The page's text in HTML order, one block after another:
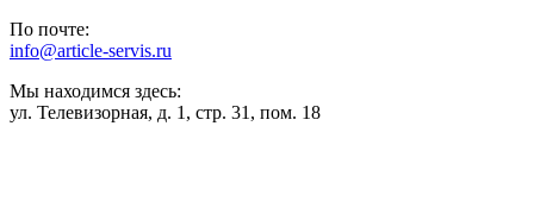
По почте:
info@article-servis.ru
Мы находимся здесь:
ул. Телевизорная, д. 1, стр. 31, пом. 18